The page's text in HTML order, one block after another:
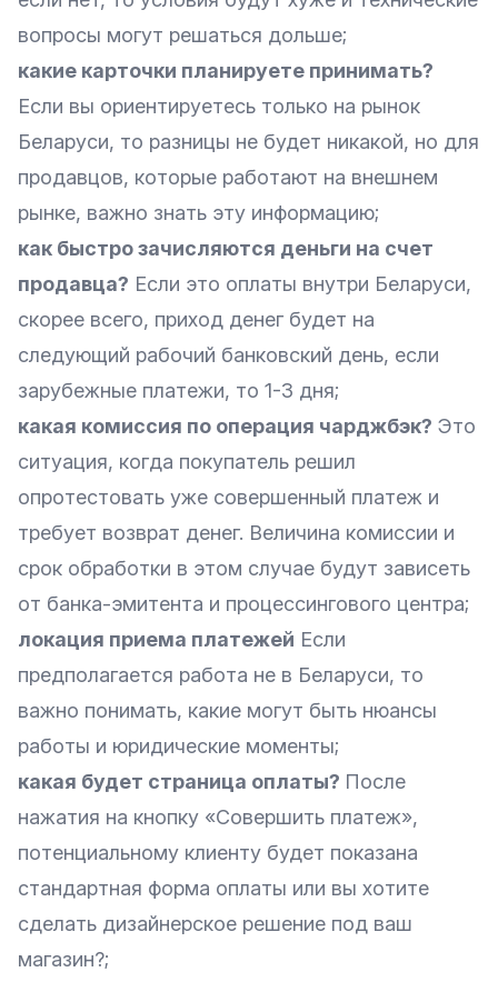
вопросы могут решаться дольше;
какие карточки планируете принимать?
Если вы ориентируетесь только на рынок
Беларуси, то разницы не будет никакой, но для
продавцов, которые работают на внешнем
рынке, важно знать эту информацию;
как быстро зачисляются деньги на счет
продавца? Если это оплаты внутри Беларуси,
скорее всего, приход денег будет на
следующий рабочий банковский день, если
зарубежные платежи, то 1-3 дня;
какая комиссия по операция чарджбэк? Это
ситуация, когда покупатель решил
опротестовать уже совершенный платеж и
требует возврат денег. Величина комиссии и
срок обработки в этом случае будут зависеть
от банка-эмитента и процессингового центра;
локация приема платежей Если
предполагается работа не в Беларуси, то
важно понимать, какие могут быть нюансы
работы и юридические моменты;
какая будет страница оплаты? После
нажатия на кнопку «Совершить платеж»,
потенциальному клиенту будет показана
стандартная форма оплаты или вы хотите
сделать дизайнерское решение под ваш
магазин?;